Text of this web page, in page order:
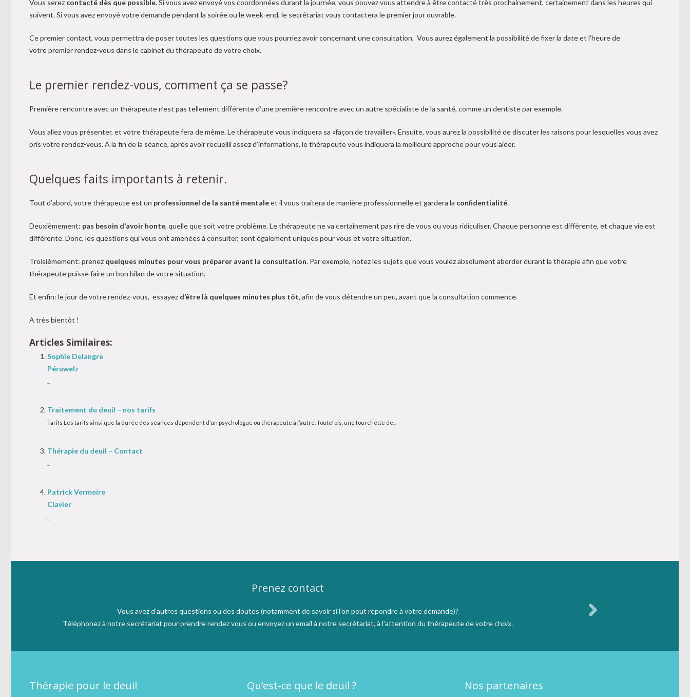
Vous serez contacté dès que possible. Si vous avez envoyé vos coordonnées durant la journée, vous pouvez vous attendre à être contacté très prochainement, certainement dans les heures qui
suivent. Si vous avez envoyé votre demande pendant la soirée ou le week-end, le secrétariat vous contactera le premier jour ouvrable.
Ce premier contact, vous permettra de poser toutes les questions que vous pourriez avoir concernant une consultation. Vous aurez également la possibilité de fixer la date et l’heure de
votre premier rendez-vous dans le cabinet du thérapeute de votre choix.
Le premier rendez-vous, comment ça se passe?
Première rencontre avec un thérapeute n’est pas tellement différente d’une première rencontre avec un autre spécialiste de la santé, comme un dentiste par exemple.
Vous allez vous présenter, et votre thérapeute fera de même. Le thérapeute vous indiquera sa «façon de travailler». Ensuite, vous aurez la possibilité de discuter les raisons pour lesquelles vous avez
pris votre rendez-vous. À la fin de la séance, après avoir recueilli assez d’informations, le thérapeute vous indiquera la meilleure approche pour vous aider.
Quelques faits importants à retenir.
Tout d’abord, votre thérapeute est un professionnel de la santé mentaleet il vous traitera de manière professionnelle et gardera la confidentialité.
Deuxièmement: pas besoin d’avoir honte, quelle que soit votre problème. Le thérapeute ne va certainement pas rire de vous ou vous ridiculiser. Chaque personne est différente, et chaque vie est
différente. Donc, les questions qui vous ont amenées à consulter, sont également uniques pour vous et votre situation.
Troisièmement: prenez quelques minutes pour vous préparer avant la consultation. Par exemple, notez les sujets que vous voulez absolument aborder durant la thérapie afin que votre
thérapeute puisse faire un bon bilan de votre situation.
Et enfin: le jour de votre rendez-vous, essayez d’être là quelques minutes plus tôt, afin de vous détendre un peu, avant que la consultation commence.
A très bientôt !
Articles Similaires:
Sophie Delangre
Péruwelz
Traitement du deuil – nos tarifs
Tarifs Les tarifs ainsi que la durée des séances dépendent d’un psychologue ou thérapeute à l’autre. Toutefois, une fourchette de...
Thérapie du deuil – Contact
Patrick Vermeire
Clavier
Prenez contact
Vous avez d’autres questions ou des doutes (notamment de savoir si l’on peut répondre à votre demande)?
Téléphonez à notre secrétariat pour prendre rendez vous ou envoyez un email à notre secrétariat, à l’attention du thérapeute de votre choix.
Thérapie pour le deuil Qu’est-ce que le deuil ? Nos partenaires